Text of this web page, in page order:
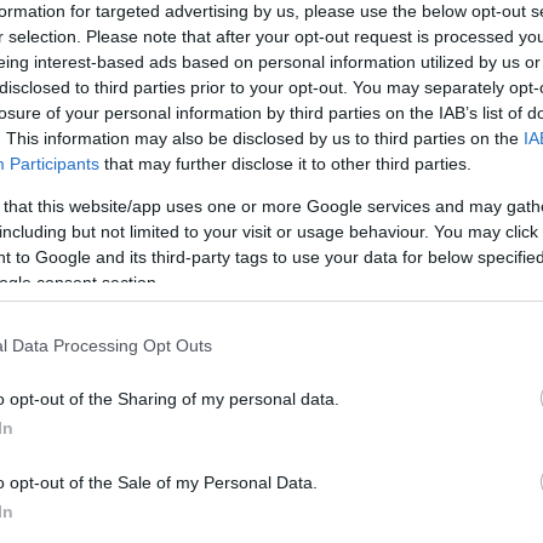
for targeted advertising by us, please use the below opt-out
selection. Please note that after your opt-out request is processed
interest-based ads based on personal information utilized by us
to third parties prior to your opt-out. You may separately
of your personal information by third parties on the IAB’s list of
This information may also be disclosed by us to third parties on the
Participants that may further disclose it to other third parties.
that this website/app uses one or more Google services and may
but not limited to your visit or usage behaviour. You may
to Google and its third-party tags to use your data for below
consent section.
Data Processing Opt Outs
opt-out of the Sharing of my personal data.
opt-out of the Sale of my Personal Data.
Link másolása
amikor tegnap este a 74-es főúton
útra. A sofőr próbálta elrántani a
nem sikerült neki, sőt közben
Mindkét kocsi totálkáros lett.